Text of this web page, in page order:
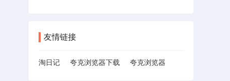
友情链接
淘日记 夸克浏览器下载 夸克浏览器